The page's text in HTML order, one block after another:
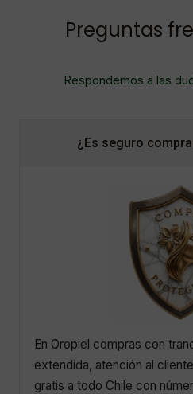
Preguntas
Respondemos a las
¿Es seguro
En Oropiel compras con
extendida, atención al
gratis a todo Chile con